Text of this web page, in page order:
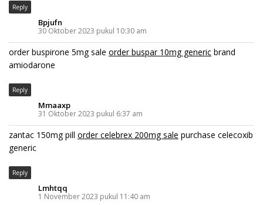
Reply
Bpjufn
30 Oktober 2023 pukul 10:30 am
order buspirone 5mg sale order buspar 10mg generic brand
amiodarone
Reply
Mmaaxp
31 Oktober 2023 pukul 6:37 am
zantac 150mg pill order celebrex 200mg sale purchase celecoxib
generic
Reply
Lmhtqq
1 November 2023 pukul 11:40 am